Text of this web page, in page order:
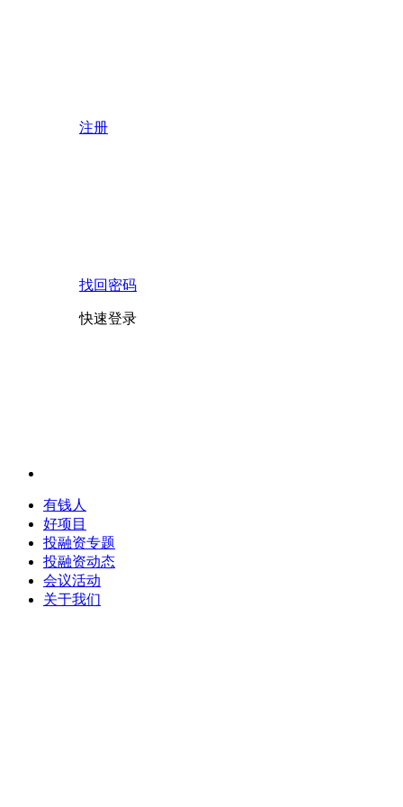
注册
找回密码
快速登录
有钱人
好项目
投融资专题
投融资动态
会议活动
关于我们